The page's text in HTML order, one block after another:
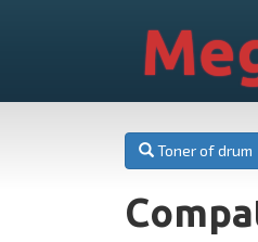
Toner of drum